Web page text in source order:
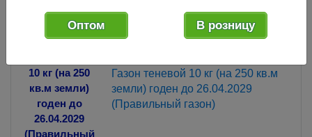
Газон теневой 10 кг (на 250 кв.м
земли) годен до 26.04.2029
(Правильный газон)
Оптом В розницу